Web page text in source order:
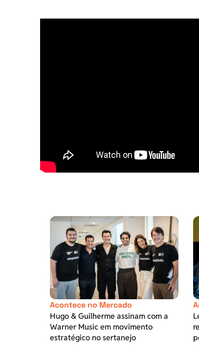
Acontece no Mercado
Hugo & Guilherme assinam com a
Warner Music em movimento
estratégico no sertanejo